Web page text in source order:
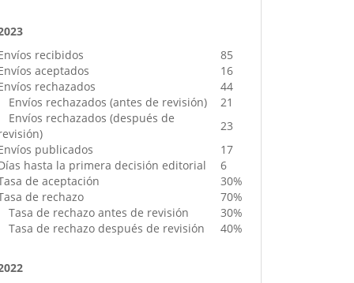
recibidos
85
aceptados
16
rechazados
44
Envíos rechazados (antes de revisión)
21
Envíos rechazados (después de
23
publicados
17
hasta la primera decisión editorial
6
de aceptación
30%
de rechazo
70%
Tasa de rechazo antes de revisión
30%
Tasa de rechazo después de revisión
40%